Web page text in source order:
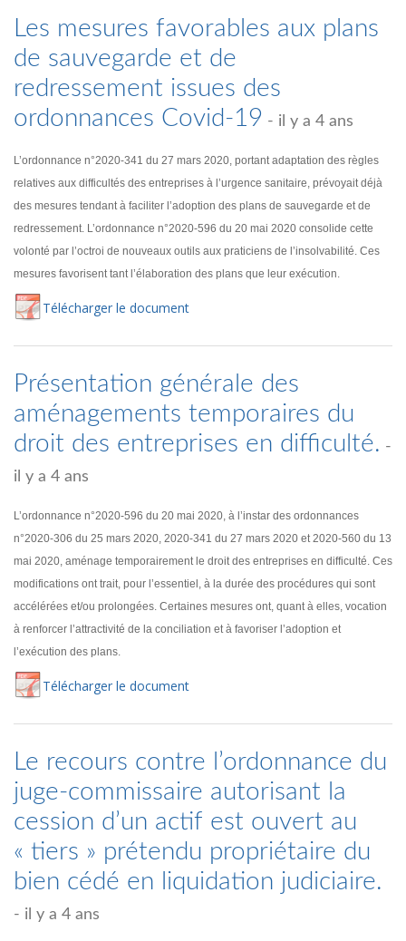
Les mesures favorables aux plans
de sauvegarde et de
redressement issues des
ordonnances Covid-19 - il y a 4 ans
L’ordonnance n°2020-341 du 27 mars 2020, portant adaptation des règles
relatives aux difficultés des entreprises à l’urgence sanitaire, prévoyait déjà
des mesures tendant à faciliter l’adoption des plans de sauvegarde et de
redressement. L’ordonnance n°2020-596 du 20 mai 2020 consolide cette
volonté par l’octroi de nouveaux outils aux praticiens de l’insolvabilité. Ces
mesures favorisent tant l’élaboration des plans que leur exécution.
Télécharger le document
Présentation générale des
aménagements temporaires du
droit des entreprises en difficulté. -
il y a 4 ans
L’ordonnance n°2020-596 du 20 mai 2020, à l’instar des ordonnances
n°2020-306 du 25 mars 2020, 2020-341 du 27 mars 2020 et 2020-560 du 13
mai 2020, aménage temporairement le droit des entreprises en difficulté. Ces
modifications ont trait, pour l’essentiel, à la durée des procédures qui sont
accélérées et/ou prolongées. Certaines mesures ont, quant à elles, vocation
à renforcer l’attractivité de la conciliation et à favoriser l’adoption et
l’exécution des plans.
Télécharger le document
Le recours contre l’ordonnance du
juge-commissaire autorisant la
cession d’un actif est ouvert au
« tiers » prétendu propriétaire du
bien cédé en liquidation judiciaire.
- il y a 4 ans